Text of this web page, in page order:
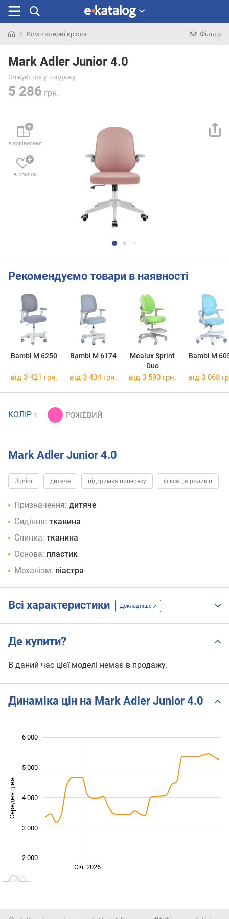
раніше
Комп'ютерні крісла Фільтр
Mark Adler Junior 4.0
Очікується у продажу
5 286 грн.
в порівняння
в список
Рекомендуємо товари в наявності
Bambi M 6250 Bambi M 6174
Mealux Sprint
Duo
Bambi M
від 3 421 грн. від 3 434 грн. від 3 590 грн. від 3 068
КОЛІР 1
Mark Adler Junior 4.0
Junior дитяче підтримка попереку фіксація роликів
Призначення: дитяче
Сидіння: тканина
Спинка: тканина
Основа: пластик
Механізм: піастра
Всі характеристики Докладніше
Де купити?
В даний час цієї моделі немає в продажу.
Динаміка цін на Mark Adler Junior 4.0
Середня ціна 2 000
2 000
3 000
4 000
5 000
6 000
Січ. 2026